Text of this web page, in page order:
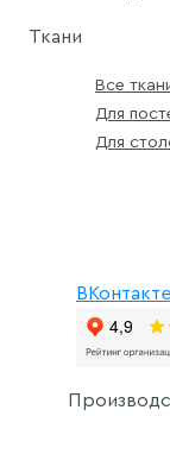
Ткани
Все
Для
Для
ВКонтакте